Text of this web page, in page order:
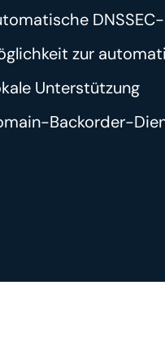
zur
Unterstützung
Backorder-